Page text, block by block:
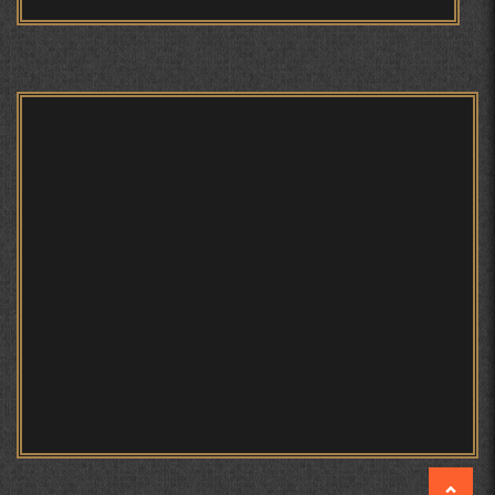
БЕРУНӢ ВА НАВРӮЗИ АҶАМ
МОҲИЯТИ ИҶТИМОИИ ТАСВИР ДАР ШЕЪРИ ҚУТБӢ